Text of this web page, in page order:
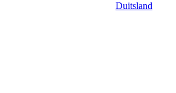
Duitsland